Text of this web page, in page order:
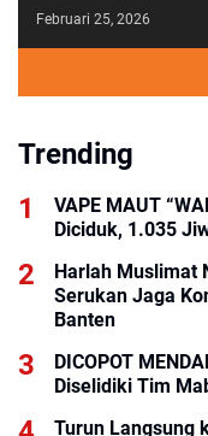
Februari 25, 2026
Trending
VAPE MAUT
Harlah Muslimat
Serukan Jaga
Banten
DICOPOT
Diselidiki Tim
Turun Langsung